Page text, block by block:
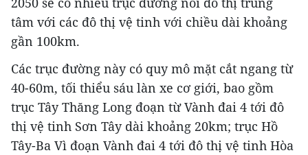
tâm với các đô thị vệ tinh với chiều dài khoảng
gần 100km.
Các trục đường này có quy mô mặt cắt ngang từ
40-60m, tối thiểu sáu làn xe cơ giới, bao gồm
trục Tây Thăng Long đoạn từ Vành đai 4 tới đô
thị vệ tinh Sơn Tây dài khoảng 20km; trục Hồ
Tây-Ba Vì đoạn Vành đai 4 tới đô thị vệ tinh Hòa